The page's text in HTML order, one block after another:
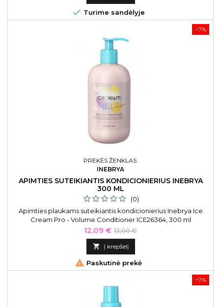
 Turime sandėlyje
−7%
PREKĖS ŽENKLAS:
INEBRYA
APIMTIES SUTEIKIANTIS KONDICIONIERIUS INEBRYA
300 ML
(0)
Apimties plaukams suteikiantis kondicionierius Inebrya Ice
Cream Pro - Volume Conditioner ICE26364, 300 ml
Kaina
12,09 € Bazinė
kaina
13,00 €
 Į krepšelį
 Paskutinė prekė
−7%